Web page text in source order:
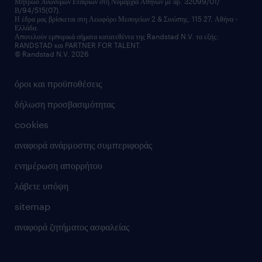
υπηρεσίες redeployment
workforce insights
επικοινώνησε μαζί μας
επικοινώνησε μαζί μας
όροι και προϋποθέσεις
δήλωση προσβασιμότητας
cookies
αναφορά ανάρμοστης συμπεριφοράς
ενημέρωση απορρήτου
λάβετε υπόψη
sitemap
αναφορά ζητήματος ασφαλείας
Β/94/515(07).
Η έδρα μας βρίσκεται στη Λεωφόρο Μεσογείων 2 & Σινώπης, 115 27, Αθήνα -
Ελλάδα.
Αποτελούν εμπορικά σήματα κατατεθέντα της Randstad N.V. τα εξής:
RANDSTAD και PARTNER FOR TALENT.
© Randstad N.V. 2026